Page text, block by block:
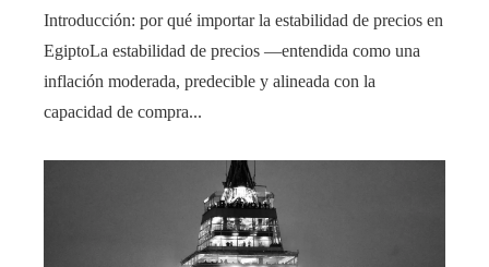
Introducción: por qué importar la estabilidad de precios en
EgiptoLa estabilidad de precios —entendida como una
inflación moderada, predecible y alineada con la
capacidad de compra...